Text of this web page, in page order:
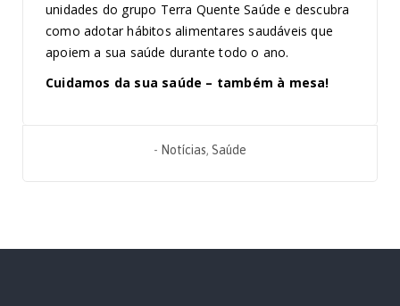
unidades do grupo Terra Quente Saúde e descubra
como adotar hábitos alimentares saudáveis que
apoiem a sua saúde durante todo o ano.
Cuidamos da sua saúde – também à mesa!
- Notícias, Saúde